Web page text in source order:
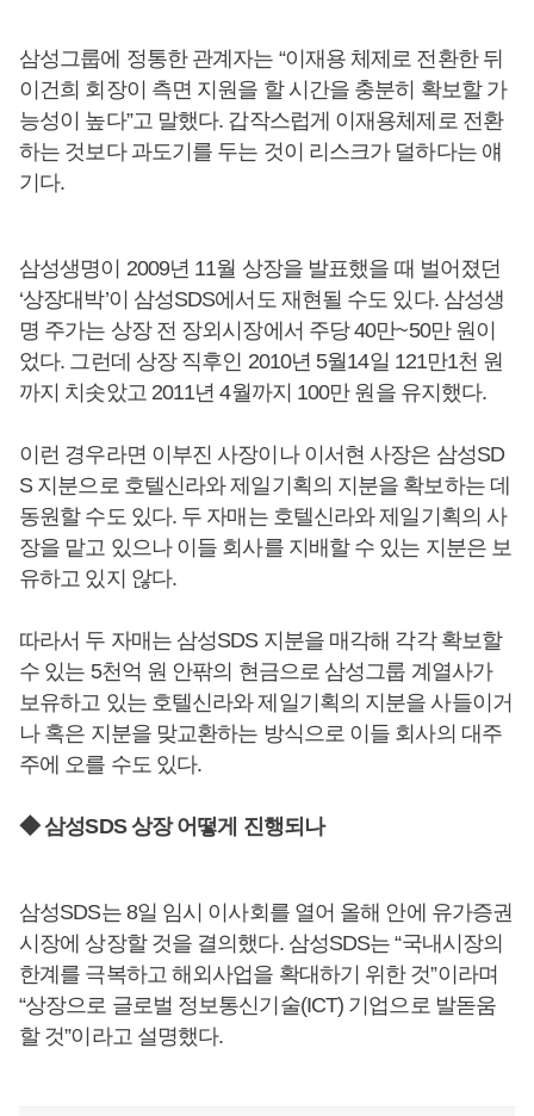
삼성그룹에 정통한 관계자는 “이재용 체제로 전환한 뒤
이건희 회장이 측면 지원을 할 시간을 충분히 확보할 가
능성이 높다”고 말했다. 갑작스럽게 이재용체제로 전환
하는 것보다 과도기를 두는 것이 리스크가 덜하다는 얘
기다.
삼성생명이 2009년 11월 상장을 발표했을 때 벌어졌던
‘상장대박’이 삼성SDS에서도 재현될 수도 있다. 삼성생
명 주가는 상장 전 장외시장에서 주당 40만~50만 원이
었다. 그런데 상장 직후인 2010년 5월14일 121만1천 원
까지 치솟았고 2011년 4월까지 100만 원을 유지했다.
이런 경우라면 이부진 사장이나 이서현 사장은 삼성SD
S 지분으로 호텔신라와 제일기획의 지분을 확보하는 데
동원할 수도 있다. 두 자매는 호텔신라와 제일기획의 사
장을 맡고 있으나 이들 회사를 지배할 수 있는 지분은 보
유하고 있지 않다.
따라서 두 자매는 삼성SDS 지분을 매각해 각각 확보할
수 있는 5천억 원 안팎의 현금으로 삼성그룹 계열사가
보유하고 있는 호텔신라와 제일기획의 지분을 사들이거
나 혹은 지분을 맞교환하는 방식으로 이들 회사의 대주
주에 오를 수도 있다.
◆ 삼성SDS 상장 어떻게 진행되나
삼성SDS는 8일 임시 이사회를 열어 올해 안에 유가증권
시장에 상장할 것을 결의했다. 삼성SDS는 “국내시장의
한계를 극복하고 해외사업을 확대하기 위한 것”이라며
“상장으로 글로벌 정보통신기술(ICT) 기업으로 발돋움
할 것”이라고 설명했다.